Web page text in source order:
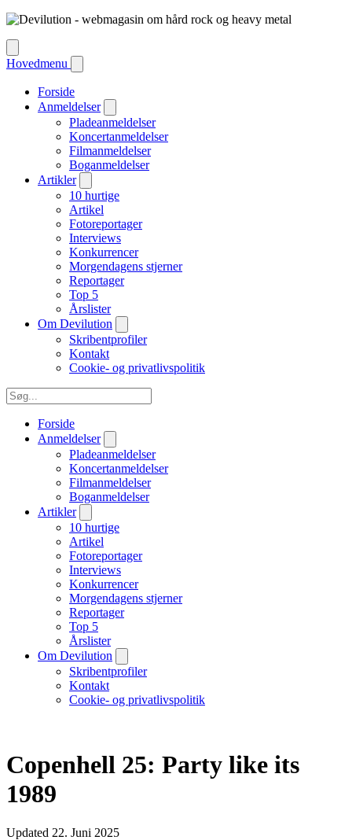
Hovedmenu
Forside
Anmeldelser
Pladeanmeldelser
Koncertanmeldelser
Filmanmeldelser
Boganmeldelser
Artikler
10 hurtige
Artikel
Fotoreportager
Interviews
Konkurrencer
Morgendagens stjerner
Reportager
Top 5
Årslister
Om Devilution
Skribentprofiler
Kontakt
Cookie- og privatlivspolitik
Forside
Anmeldelser
Pladeanmeldelser
Koncertanmeldelser
Filmanmeldelser
Boganmeldelser
Artikler
10 hurtige
Artikel
Fotoreportager
Interviews
Konkurrencer
Morgendagens stjerner
Reportager
Top 5
Årslister
Om Devilution
Skribentprofiler
Kontakt
Cookie- og privatlivspolitik
Copenhell 25: Party like its
1989
Updated 22. Juni 2025